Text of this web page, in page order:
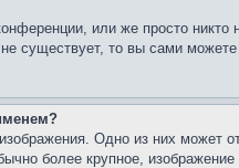
или же просто
не существует, то вы сами
Одно из них
более крупное,